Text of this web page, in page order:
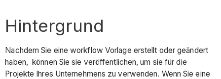
Hintergrund
Nachdem Sie eine workflow Vorlage erstellt oder geändert
haben, können Sie sie veröffentlichen, um sie für die
Projekte Ihres Unternehmens zu verwenden. Wenn Sie eine